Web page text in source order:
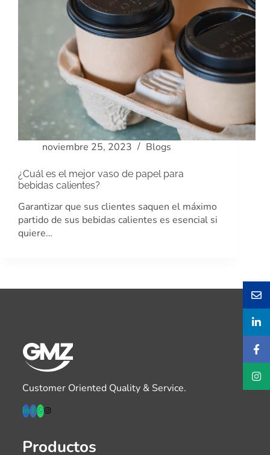
noviembre 25, 2023 Blogs
¿Cuál es el mejor vaso de papel para
bebidas calientes?
Garantizar que sus clientes saquen el máximo
partido de sus bebidas calientes es esencial si
quiere…
Customer Oriented Quality & Service.
Productos